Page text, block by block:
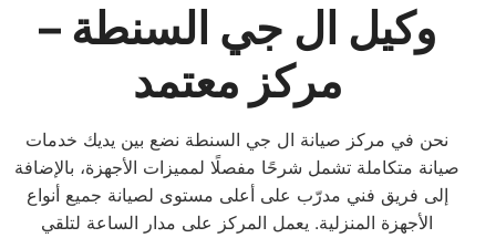
وكيل ال جي السنطة –
مركز معتمد
نحن في مركز صيانة ال جي السنطة نضع بين يديك خدمات
صيانة متكاملة تشمل شرحًا مفصلًا لمميزات الأجهزة، بالإضافة
إلى فريق فني مدرّب على أعلى مستوى لصيانة جميع أنواع
الأجهزة المنزلية. يعمل المركز على مدار الساعة لتلقي